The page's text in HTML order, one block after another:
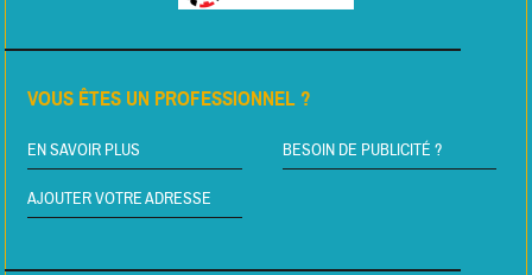
VOUS ÊTES UN PROFESSIONNEL ?
EN SAVOIR PLUS BESOIN DE PUBLICITÉ ?
AJOUTER VOTRE ADRESSE